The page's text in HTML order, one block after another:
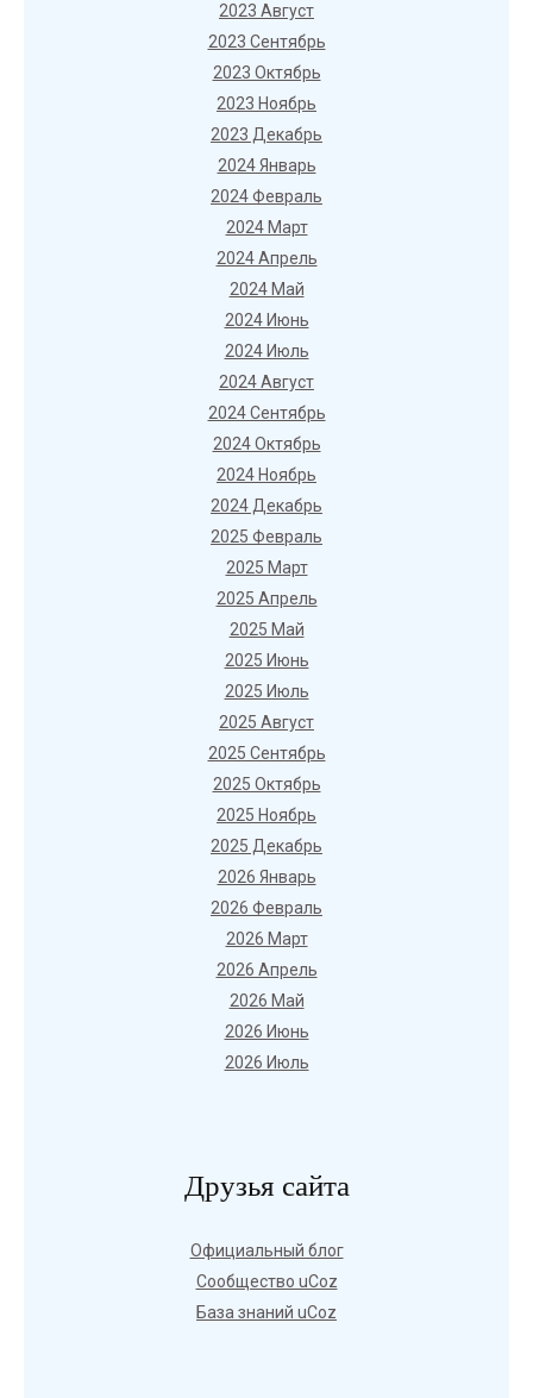
2023 Август
2023 Сентябрь
2023 Октябрь
2023 Ноябрь
2023 Декабрь
2024 Январь
2024 Февраль
2024 Март
2024 Апрель
2024 Май
2024 Июнь
2024 Июль
2024 Август
2024 Сентябрь
2024 Октябрь
2024 Ноябрь
2024 Декабрь
2025 Февраль
2025 Март
2025 Апрель
2025 Май
2025 Июнь
2025 Июль
2025 Август
2025 Сентябрь
2025 Октябрь
2025 Ноябрь
2025 Декабрь
2026 Январь
2026 Февраль
2026 Март
2026 Апрель
2026 Май
2026 Июнь
2026 Июль
Друзья сайта
Официальный блог
Сообщество uCoz
База знаний uCoz